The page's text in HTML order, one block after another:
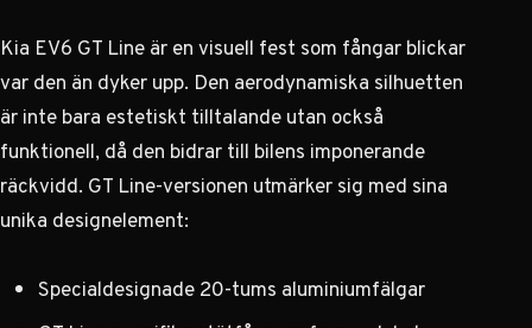
Kia EV6 GT Line är en visuell fest som fångar blickar
var den än dyker upp. Den aerodynamiska silhuetten
är inte bara estetiskt tilltalande utan också
funktionell, då den bidrar till bilens imponerande
räckvidd. GT Line-versionen utmärker sig med sina
unika designelement:
Specialdesignade 20-tums aluminiumfälgar